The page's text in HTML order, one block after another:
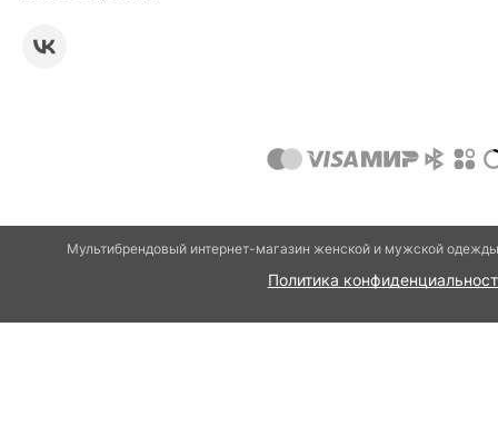
Мультибрендовый интернет-магазин женской и мужской
Политика